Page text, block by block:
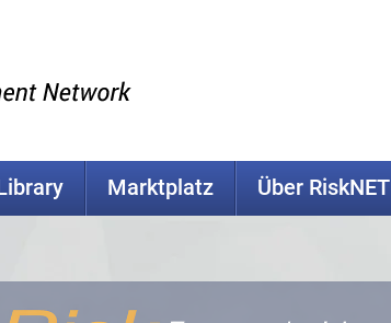
Marktplatz Über RiskNET